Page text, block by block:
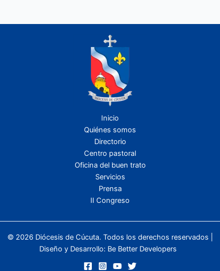
Inicio
Quiénes somos
Directorio
Centro pastoral
Oficina del buen trato
Servicios
Prensa
II Congreso
© 2026 Diócesis de Cúcuta. Todos los derechos reservados |
Diseño y Desarrollo: Be Better Developers